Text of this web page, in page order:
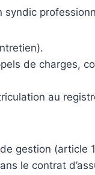
syndic
de charges,
au
gestion (article
le contrat